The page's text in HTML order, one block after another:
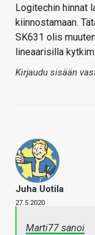
Logitechin hinnat
kiinnostamaan.
SK631 olis
lineaarisilla
Kirjaudu sisään
Juha Uotila
27.5.2020
Marti77 sanoi